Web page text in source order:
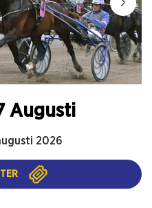
Augusti
2026